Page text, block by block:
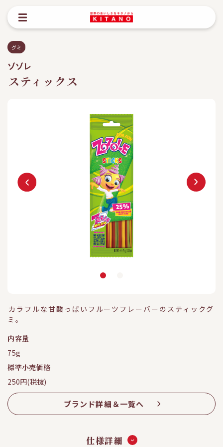
グミ
ゾゾレ
スティックス
カラフルな甘酸っぱいフルーツフレーバーのスティックグ
ミ。
内容量
75g
標準小売価格
250円(税抜)
ブランド詳細＆一覧へ
仕様詳細